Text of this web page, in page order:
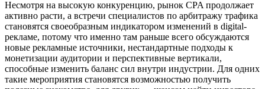
Несмотря на высокую конкуренцию, рынок CPA продолжает
активно расти, а встречи специалистов по арбитражу трафика
становятся своеобразным индикатором изменений в digital-
рекламе, потому что именно там раньше всего обсуждаются
новые рекламные источники, нестандартные подходы к
монетизации аудитории и перспективные вертикали,
способные изменить баланс сил внутри индустрии. Для одних
такие мероприятия становятся возможностью получить